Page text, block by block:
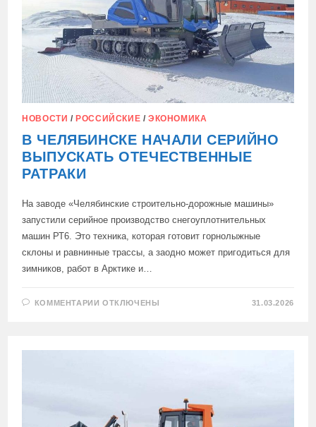
НОВОСТИ /РОССИЙСКИЕ /ЭКОНОМИКА
В ЧЕЛЯБИНСКЕ НАЧАЛИ СЕРИЙНО
ВЫПУСКАТЬ ОТЕЧЕСТВЕННЫЕ
РАТРАКИ
На заводе «Челябинские строительно-дорожные машины»
запустили серийное производство снегоуплотнительных
машин РТ6. Это техника, которая готовит горнолыжные
склоны и равнинные трассы, а заодно может пригодиться для
зимников, работ в Арктике и…
КОММЕНТАРИИ К
СЕРИЙНО
ОТКЛЮЧЕНЫ 31.03.2026